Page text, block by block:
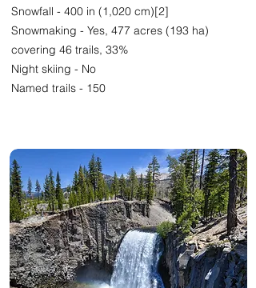
Snowfall - 400 in (1,020 cm)[2]​
Snowmaking - Yes, 477 acres (193 ha)
covering 46 trails, 33%​
Night skiing - No
Named trails - 150